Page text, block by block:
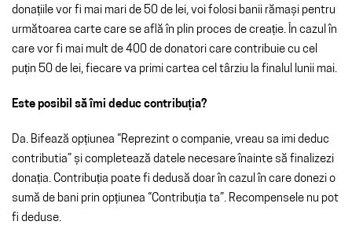
donațiile vor fi mai mari de 50 de lei, voi folosi banii rămași pentru
următoarea carte care se află în plin proces de creație. Î n cazul în
care vor fi mai mult de 400 de donatori care contribuie cu cel
puțin 50 de lei, fiecare va primi cartea cel târziu la finalul lunii mai.
Este posibil să îmi deduc contribuția?
Da. Bifează opțiunea “Reprezint o companie, vreau sa imi deduc
contributia” și completează datele necesare înainte să finalizezi
donația. Contribuția poate fi dedusă doar în cazul în care donezi o
sumă de bani prin opțiunea “Contribuția ta”. Recompensele nu pot
fi deduse.